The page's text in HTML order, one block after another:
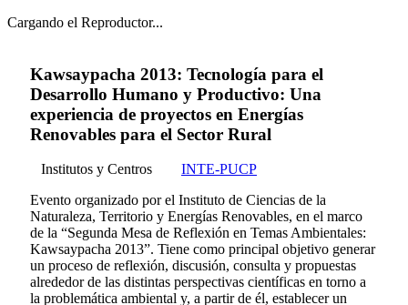
Cargando el Reproductor...
Kawsaypacha 2013: Tecnología para el
Desarrollo Humano y Productivo: Una
experiencia de proyectos en Energías
Renovables para el Sector Rural
Institutos y Centros
INTE-PUCP
Evento organizado por el Instituto de Ciencias de la
Naturaleza, Territorio y Energías Renovables, en el marco
de la “Segunda Mesa de Reflexión en Temas Ambientales:
Kawsaypacha 2013”. Tiene como principal objetivo generar
un proceso de reflexión, discusión, consulta y propuestas
alrededor de las distintas perspectivas científicas en torno a
la problemática ambiental y, a partir de él, establecer un